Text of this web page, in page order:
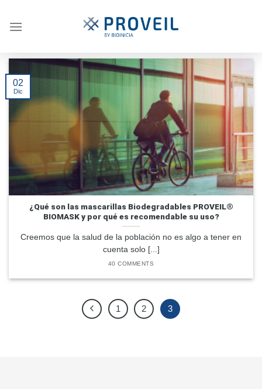
¿Qué son las mascarillas Biodegradables PROVEIL®
BIOMASK y por qué es recomendable su uso?
Creemos que la salud de la población no es algo a tener en
cuenta solo [...]
40 COMMENTS
02
Dic
1 2 3